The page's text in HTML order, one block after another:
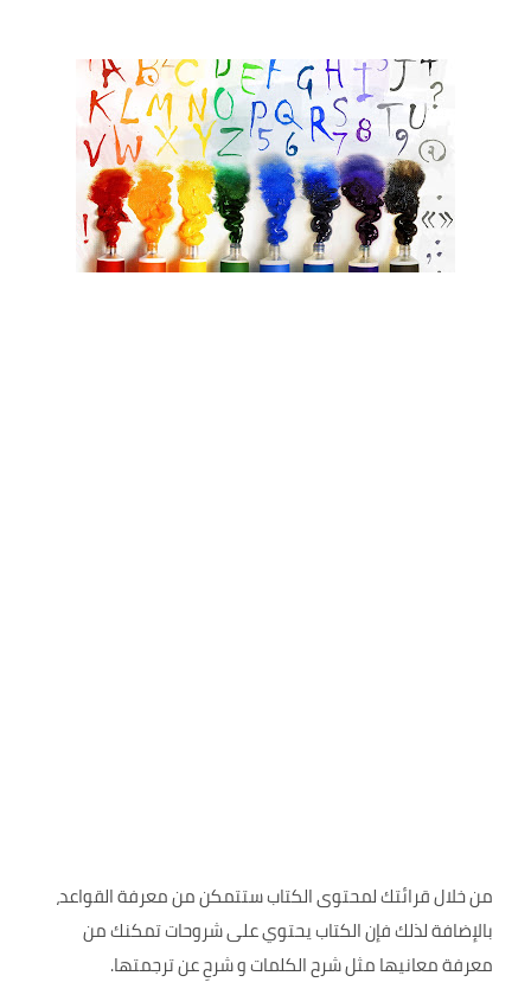
من خلال قرائتك لمحتوى الكتاب ستتمكن من معرفة القواعد،
بالإضافة لذلك فإن الكتاب يحتوي على شروحات تمكنك من
معرفة معانيها مثل شرح الكلمات و شرحِ عن ترجمتها.